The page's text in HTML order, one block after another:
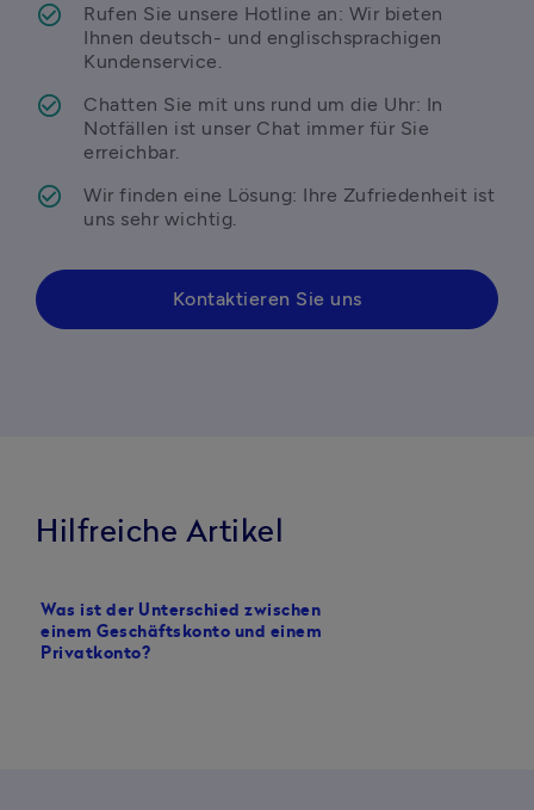
Rufen Sie unsere Hotline an: Wir bieten
Ihnen deutsch- und englischsprachigen
Kundenservice.
Chatten Sie mit uns rund um die Uhr: In
Notfällen ist unser Chat immer für Sie
erreichbar.
Wir finden eine Lösung: Ihre Zufriedenheit ist
uns sehr wichtig.
Kontaktieren Sie uns
Hilfreiche Artikel
Was ist der Unterschied zwischen
einem Geschäftskonto und einem
Privatkonto?